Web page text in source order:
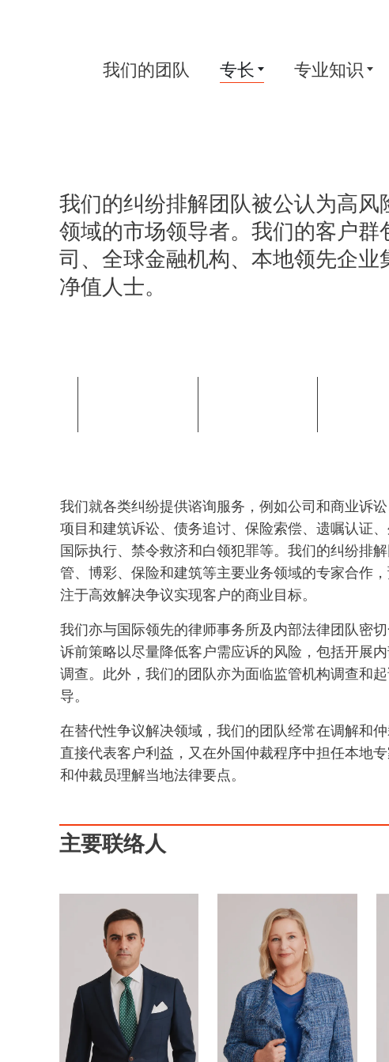
我们的团队 专长 专业知识
我们的纠纷排解团队被公认为高风
领域的市场领导者。我们的客户群
司、全球金融机构、本地领先企业
净值人士。
我们就各类纠纷提供谘询服务，例如公司和商业诉讼
项目和建筑诉讼、债务追讨、保险索偿、遗嘱认证
国际执行、禁令救济和白领犯罪等。我们的纠纷排
管、博彩、保险和建筑等主要业务领域的专家合作
注于高效解决争议实现客户的商业目标。
我们亦与国际领先的律师事务所及内部法律团队密
诉前策略以尽量降低客户需应诉的风险，包括开展
调查。此外，我们的团队亦为面临监管机构调查和
导。
在替代性争议解决领域，我们的团队经常在调解和
直接代表客户利益，又在外国仲裁程序中担任本地
和仲裁员理解当地法律要点。
主要联络人